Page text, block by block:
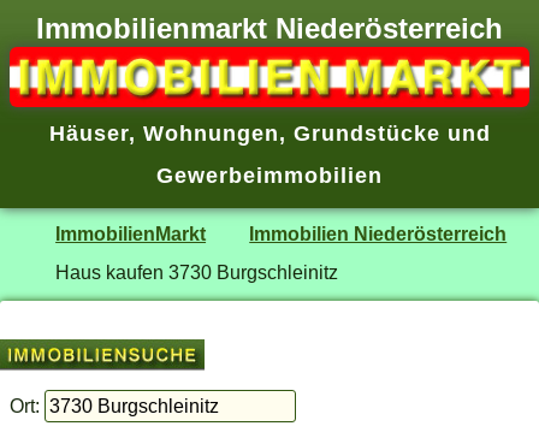
Immobilienmarkt Niederösterreich
Häuser, Wohnungen, Grundstücke und
Gewerbeimmobilien
ImmobilienMarkt
Immobilien Niederösterreich
Haus kaufen 3730 Burgschleinitz
Ort: